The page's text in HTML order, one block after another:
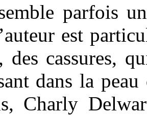
parfois
est
des cassures,
dans la peau
Charly